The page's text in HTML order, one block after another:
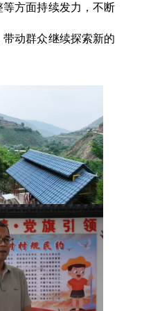
方面持续发力，不断
动群众继续探索新的